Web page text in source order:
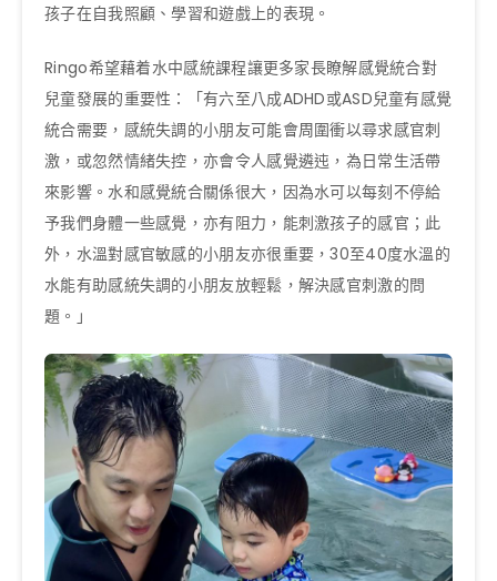
孩子在自我照顧、學習和遊戲上的表現。
Ringo希望藉着水中感統課程讓更多家長瞭解感覺統合對
兒童發展的重要性：「有六至八成ADHD或ASD兒童有感覺
統合需要，感統失調的小朋友可能會周圍衝以尋求感官刺
激，或忽然情緒失控，亦會令人感覺遴迍，為日常生活帶
來影響。水和感覺統合關係很大，因為水可以每刻不停給
予我們身體一些感覺，亦有阻力，能刺激孩子的感官；此
外，水溫對感官敏感的小朋友亦很重要，30至40度水溫的
水能有助感統失調的小朋友放輕鬆，解決感官刺激的問
題。」